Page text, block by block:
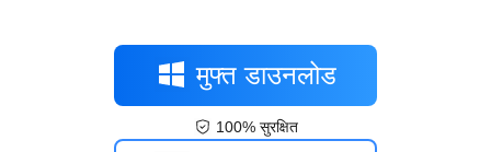
मुफ्त डाउनलोड
100% सुरक्षित